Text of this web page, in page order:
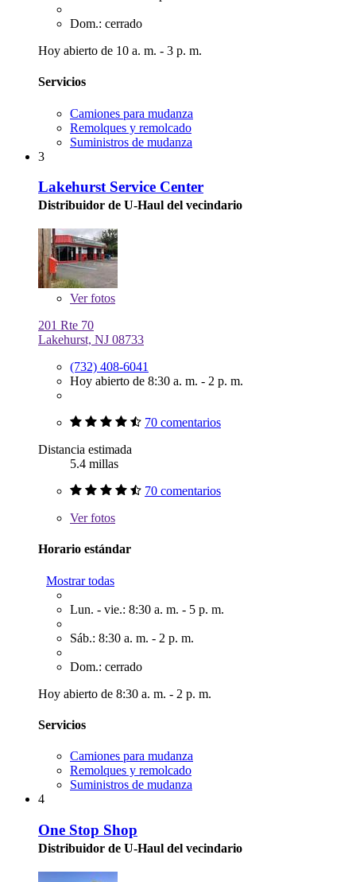
Dom.: cerrado
Hoy abierto de 10 a. m. - 3 p. m.
Servicios
Camiones para mudanza
Remolques y remolcado
Suministros de mudanza
3
Lakehurst Service Center
Distribuidor de U-Haul del vecindario
Verfotos
201 Rte 70
Lakehurst, NJ 08733
(732) 408-6041
Hoy abierto de 8:30 a. m. - 2 p. m.
70 comentarios
Distancia estimada
5.4 millas
70 comentarios
Verfotos
Horario estándar
Mostrar todas
Lun. - vie.: 8:30 a. m. - 5 p. m.
Sáb.: 8:30 a. m. - 2 p. m.
Dom.: cerrado
Hoy abierto de 8:30 a. m. - 2 p. m.
Servicios
Camiones para mudanza
Remolques y remolcado
Suministros de mudanza
4
One Stop Shop
Distribuidor de U-Haul del vecindario